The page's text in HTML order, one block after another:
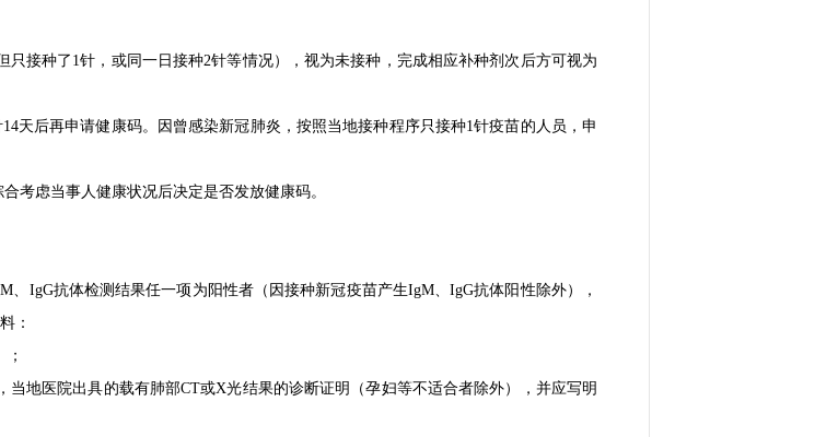
只接种了1针，或同一日接种2针等情况），视为未接种，完成相应补种剂次后方可视为
天后再申请健康码。因曾感染新冠肺炎，按照当地接种程序只接种1针疫苗的人员，申
考虑当事人健康状况后决定是否发放健康码。
IgG抗体检测结果任一项为阳性者（因接种新冠疫苗产生IgM、IgG抗体阳性除外），
：
地医院出具的载有肺部CT或X光结果的诊断证明（孕妇等不适合者除外），并应写明